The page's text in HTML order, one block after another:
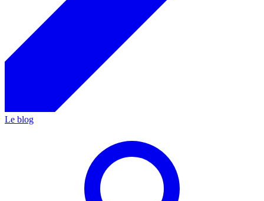
Le blog